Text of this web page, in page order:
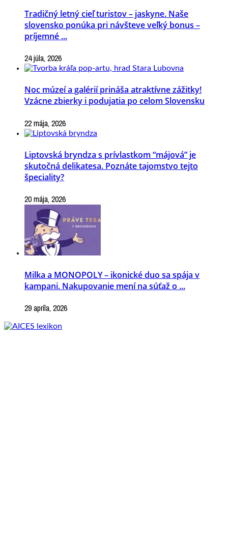
Tradičný letný cieľ turistov – jaskyne. Naše
slovensko ponúka pri návšteve veľký bonus –
príjemné ...
24 júla, 2026
Noc múzeí a galérií prináša atraktívne zážitky!
Vzácne zbierky i podujatia po celom Slovensku
22 mája, 2026
Liptovská bryndza s prívlastkom “májová” je
skutočná delikatesa. Poznáte tajomstvo tejto
špeciality?
20 mája, 2026
Milka a MONOPOLY – ikonické duo sa spája v
kampani. Nakupovanie mení na súťaž o ...
29 apríla, 2026